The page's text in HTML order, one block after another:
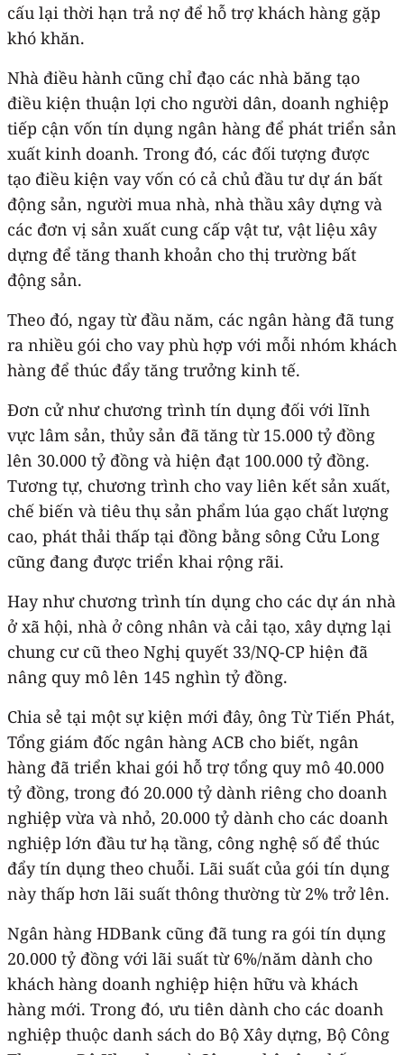
cấu lại thời hạn trả nợ để hỗ trợ khách hàng gặp
khó khăn.
Nhà điều hành cũng chỉ đạo các nhà băng tạo
điều kiện thuận lợi cho người dân, doanh nghiệp
tiếp cận vốn tín dụng ngân hàng để phát triển sản
xuất kinh doanh. Trong đó, các đối tượng được
tạo điều kiện vay vốn có cả chủ đầu tư dự án bất
động sản, người mua nhà, nhà thầu xây dựng và
các đơn vị sản xuất cung cấp vật tư, vật liệu xây
dựng để tăng thanh khoản cho thị trường bất
động sản.
Theo đó, ngay từ đầu năm, các ngân hàng đã tung
ra nhiều gói cho vay phù hợp với mỗi nhóm khách
hàng để thúc đẩy tăng trưởng kinh tế.
Đơn cử như chương trình tín dụng đối với lĩnh
vực lâm sản, thủy sản đã tăng từ 15.000 tỷ đồng
lên 30.000 tỷ đồng và hiện đạt 100.000 tỷ đồng.
Tương tự, chương trình cho vay liên kết sản xuất,
chế biến và tiêu thụ sản phẩm lúa gạo chất lượng
cao, phát thải thấp tại đồng bằng sông Cửu Long
cũng đang được triển khai rộng rãi.
Hay như chương trình tín dụng cho các dự án nhà
ở xã hội, nhà ở công nhân và cải tạo, xây dựng lại
chung cư cũ theo Nghị quyết 33/NQ-CP hiện đã
nâng quy mô lên 145 nghìn tỷ đồng.
Chia sẻ tại một sự kiện mới đây, ông Từ Tiến Phát,
Tổng giám đốc ngân hàng ACB cho biết, ngân
hàng đã triển khai gói hỗ trợ tổng quy mô 40.000
tỷ đồng, trong đó 20.000 tỷ dành riêng cho doanh
nghiệp vừa và nhỏ, 20.000 tỷ dành cho các doanh
nghiệp lớn đầu tư hạ tầng, công nghệ số để thúc
đẩy tín dụng theo chuỗi. Lãi suất của gói tín dụng
này thấp hơn lãi suất thông thường từ 2% trở lên.
Ngân hàng HDBank cũng đã tung ra gói tín dụng
20.000 tỷ đồng với lãi suất từ 6%/năm dành cho
khách hàng doanh nghiệp hiện hữu và khách
hàng mới. Trong đó, ưu tiên dành cho các doanh
nghiệp thuộc danh sách do Bộ Xây dựng, Bộ Công